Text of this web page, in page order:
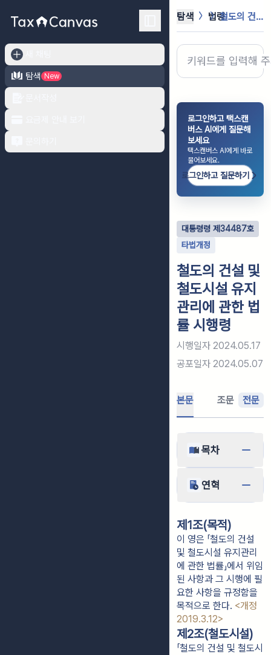
탐색
New
탐색 법령 철도의 건설 및 철도시설 유지관리에 ...
로그인하고 택스캔
버스 AI에게 질문해
보세요
택스캔버스 AI에게 바로
물어보세요.
로그인하고 질문하기
대통령령 제 34487호
타법개정
철도의 건설 및
철도시설 유지
관리에 관한 법
률 시행령
시행일자 2024.05.17
공포일자 2024.05.07
본문 조문 전문
목차
연혁
제1조(목적)
이 영은 「철도의 건설
및 철도시설 유지관리
에 관한 법률」에서 위임
된 사항과 그 시행에 필
요한 사항을 규정함을
목적으로 한다. <개정
2019.3.12>
제2조(철도시설)
「철도의 건설 및 철도시